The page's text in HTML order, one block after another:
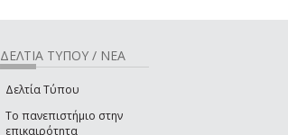
ΔΕΛΤΙΑ ΤΥΠΟΥ / ΝΕΑ
Δελτία Τύπου
Το πανεπιστήμιο στην
επικαιρότητα